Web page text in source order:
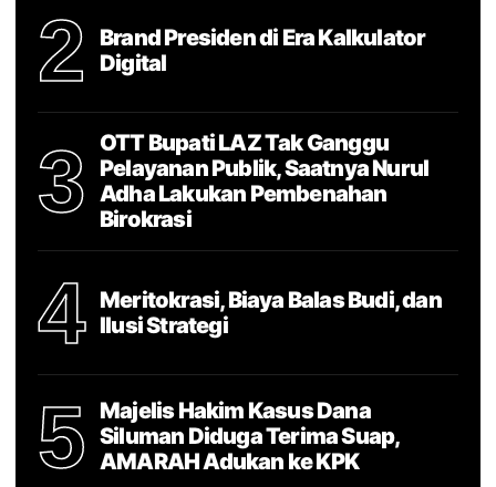
2
Brand Presiden di Era Kalkulator
Digital
3
OTT Bupati LAZ Tak Ganggu
Pelayanan Publik, Saatnya Nurul
Adha Lakukan Pembenahan
Birokrasi
4
Meritokrasi, Biaya Balas Budi, dan
Ilusi Strategi
5
Majelis Hakim Kasus Dana
Siluman Diduga Terima Suap,
AMARAH Adukan ke KPK